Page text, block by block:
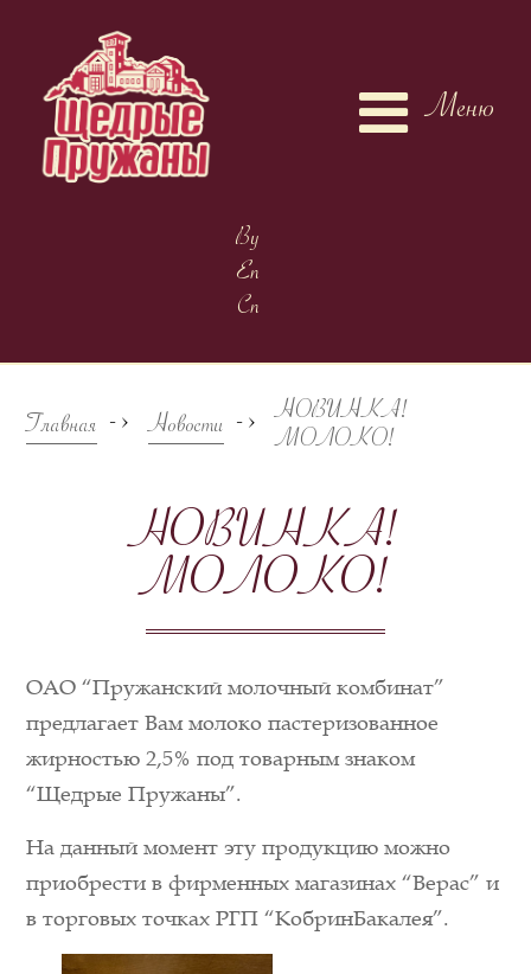
Меню
By
En
Cn
Главная -> Новости -> НОВИНКА!
МОЛОКО!
НОВИНКА!
МОЛОКО!
ОАО “Пружанский молочный комбинат”
предлагает Вам молоко пастеризованное
жирностью 2,5% под товарным знаком
“Щедрые Пружаны”.
На данный момент эту продукцию можно
приобрести в фирменных магазинах “Верас” и
в торговых точках РГП “КобринБакалея”.